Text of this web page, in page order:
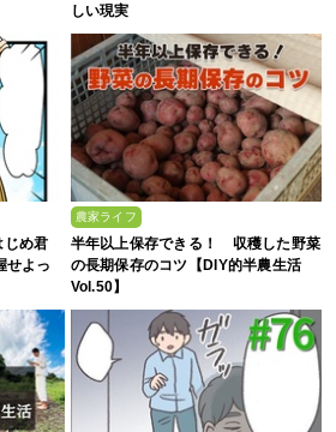
しい現実
じめ君
せよっ
農家ライフ
半年以上保存できる！ 収穫した野菜
の長期保存のコツ【DIY的半農生活
Vol.50】